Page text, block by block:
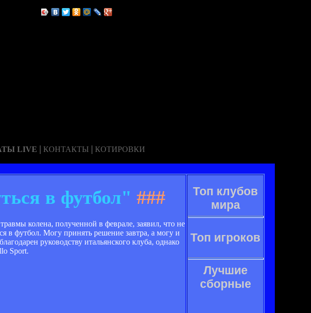
LIVE | КОНТАКТЫ | КОТИРОВКИ
в футбол" ###
колена, полученной в феврале, заявил, что не
в футбол. Могу принять решение завтра, а могу и
руководству итальянского клуба, однако
Sport.
Топ клубов
мира
Топ игроков
Лучшие
сборные